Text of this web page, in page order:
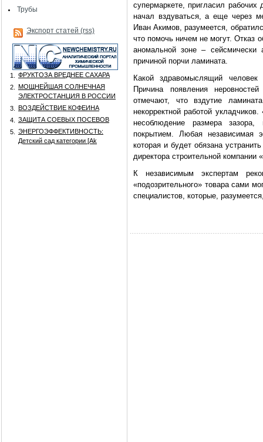
Трубы
Экспорт статей (rss)
1.
ФРУКТОЗА ВРЕДНЕЕ САХАРА
2.
МОЩНЕЙШАЯ СОЛНЕЧНАЯ
ЭЛЕКТРОСТАНЦИЯ В РОССИИ
3.
ВОЗДЕЙСТВИЕ КОФЕИНА
4.
ЗАЩИТА СОЕВЫХ ПОСЕВОВ
5.
ЭНЕРГОЭФФЕКТИВНОСТЬ:
Детский сад категории [Аk
супермаркете, пригласил
начал вздуваться, а еще через
Иван Акимов, разумеется,
что помочь ничем не могут. Отказ
аномальной зоне – сейсмически
причиной порчи ламината.
Какой здравомыслящий
Причина появления
отмечают, что вздутие
некорректной работой
несоблюдение размера
покрытием. Любая независимая
которая и будет обязана
директора строительной компании
К независимым экспертам
«подозрительного» товара сами
специалистов, которые,